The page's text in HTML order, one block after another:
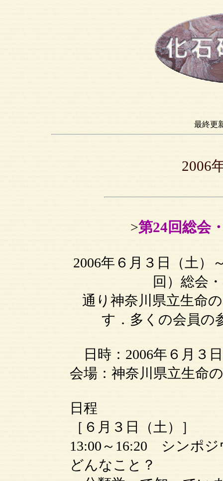
最終更
2006
>第24回総会
2006年６月３日（土）
回）総会
通り神奈川県立生命
す．多くの会員の
日時：2006年６月３
会場：神奈川県立生命
日程
［６月３日（土）］
13:00～16:20 シンポ
どんなこと？